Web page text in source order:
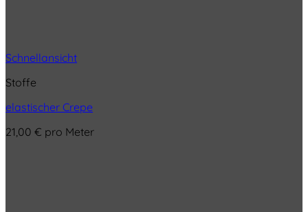
Schnellansicht
Stoffe
elastischer Crepe
21,00 € pro Meter